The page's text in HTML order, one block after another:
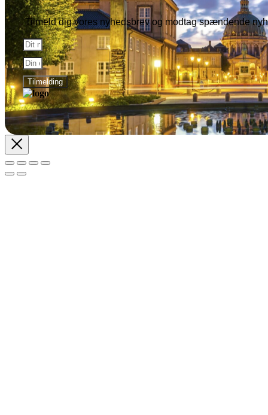
Tilmeld dig vores nyhedsbrev og modtag spændende
Tilmelding